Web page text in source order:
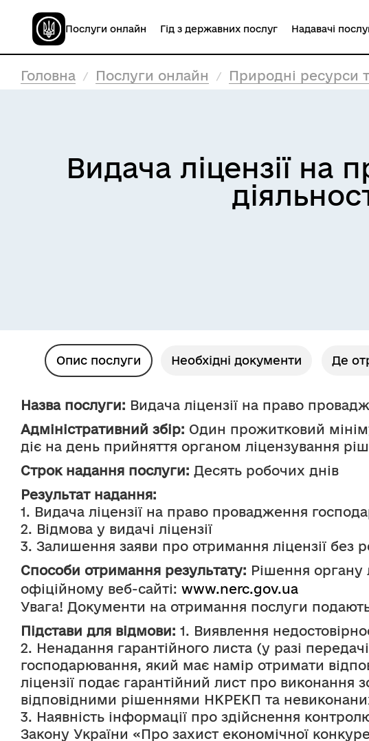
Послуги онлайн Гід з державних послуг Надавачі
Головна Послуги онлайн Природні ресурси
Видача ліцензії на
Опис послуги Необхідні документи Де
Назва послуги: Видача ліцензії на право
Адміністративний збір: Один прожитковий
діє на день прийняття органом ліцензування
Строк надання послуги: Десять робочих днів
Результат надання:
1. Видача ліцензії на право провадження
2. Відмова у видачі ліцензії
3. Залишення заяви про отримання ліцензії без
Способи отримання результату: Рішення
офіційному веб-сайті: www.nerc.gov.ua
Увага! Документи на отримання послуги
Підстави для відмови: 1. Виявлення
2. Ненадання гарантійного листа (у разі
господарювання, який має намір отримати
ліцензії подає гарантійний лист про
відповідними рішеннями НКРЕКП та
3. Наявність інформації про здійснення
Закону України «Про захист економічної